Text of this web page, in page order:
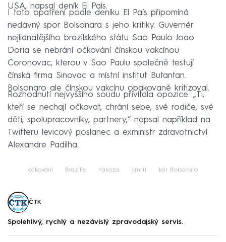
USA, napsal deník El País.
I toto opatření podle deníku El País připomíná
nedávný spor Bolsonara s jeho kritiky. Guvernér
nejlidnatějšího brazilského státu Sao Paulo Joao
Doria se nebrání očkování čínskou vakcínou
Coronovac, kterou v Sao Paulu společně testují
čínská firma Sinovac a místní institut Butantan.
Bolsonaro ale čínskou vakcínu opakovaně kritizoval.
Rozhodnutí nejvyššího soudu přivítala opozice. „Ti,
kteří se nechají očkovat, chrání sebe, své rodiče, své
děti, spolupracovníky, partnery,“ napsal například na
Twitteru levicový poslanec a exministr zdravotnictví
Alexandre Padilha.
očkování Brazílie nákaza úmrtí Jair Bolsonaro
ČTK
Spolehlivý, rychlý a nezávislý zpravodajský servis.